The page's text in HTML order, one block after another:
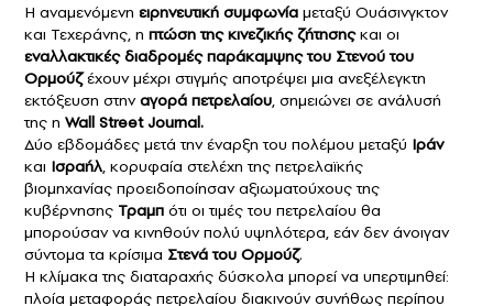
Η αναμενόμενη ειρηνευτική συμφωνία μεταξύ Ουάσινγκτον
και Τεχεράνης, η πτώση της κινεζικής ζήτησηςκαι οι
εναλλακτικές διαδρομές παράκαμψης του Στενού του
Ορμούζέχουν μέχρι στιγμής αποτρέψει μια ανεξέλεγκτη
εκτόξευση στηναγορά πετρελαίου, σημειώνει σε ανάλυσή
της η Wall Street Journal.
Δύο εβδομάδες μετά την έναρξη του πολέμου μεταξύ Ιράν
και Ισραήλ, κορυφαία στελέχη της πετρελαϊκής
βιομηχανίας προειδοποίησαν αξιωματούχους της
κυβέρνησης Τραμπ ότι οι τιμές του πετρελαίου θα
μπορούσαν να κινηθούν πολύ υψηλότερα, εάν δεν άνοιγαν
σύντομα τα κρίσιμα Στενά του Ορμούζ.
Η κλίμακα της διαταραχής δύσκολα μπορεί να υπερτιμηθεί:
πλοία μεταφοράς πετρελαίου διακινούν συνήθως περίπου